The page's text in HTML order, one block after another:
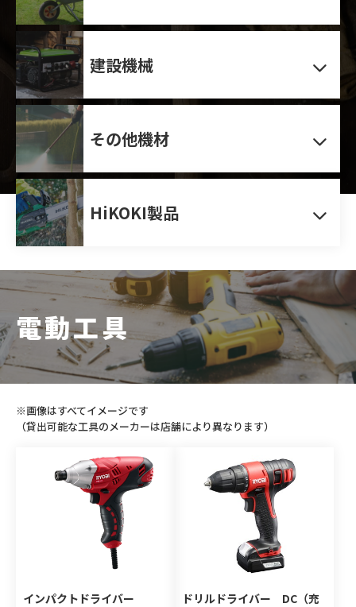
建設機械
その他機材
HiKOKI製品
電動工具
※画像はすべてイメージです
（貸出可能な工具のメーカーは店舗により異なります）
インパクトドライバー
ドリルドライバー DC（充